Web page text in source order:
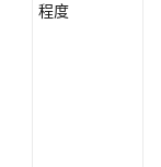
威
程度